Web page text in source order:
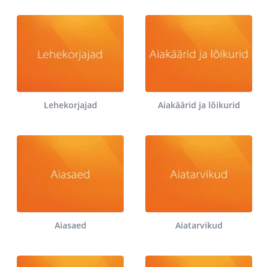
Lehekorjajad Aiakäärid ja lõikurid
Aiasaed Aiatarvikud